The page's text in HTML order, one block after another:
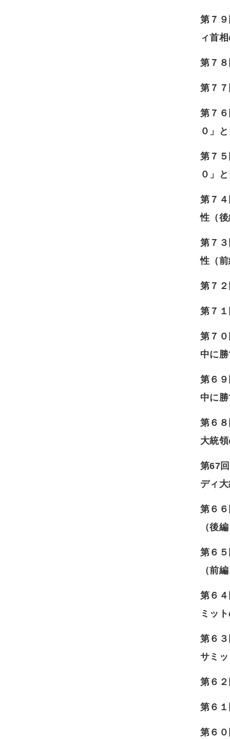
第７
ィ首
第７
第７
第７
０」
第７
０」
第７
性（
第７
性（
第７
第７
第７
中に
第６
中に
第６
大統
第67
ディ
第６
（後
第６
（前
第６
ミッ
第６
サミ
第６
第６
第６